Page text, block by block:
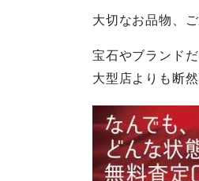
大切なお品物、
宝石やブランド
大型店よりも断